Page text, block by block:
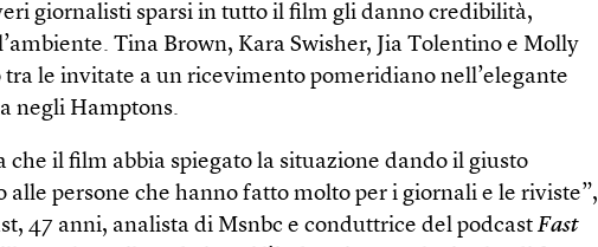
giornalisti sparsi in tutto il film gli danno credibilità,
Tina Brown, Kara Swisher, Jia Tolentino e Molly
tra le invitate a un ricevimento pomeridiano nell’elegante
negli Hamptons.
che il film abbia spiegato la situazione dando il giusto
alle persone che hanno fatto molto per i giornali e le riviste”,
47 anni, analista di Msnbc e conduttrice del podcastFast